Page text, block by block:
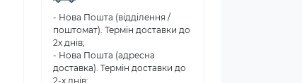
- Нова Пошта (відділення /
поштомат). Термін доставки до
2х днів;
- Нова Пошта (адресна
доставка). Термін доставки до
2-х днів;